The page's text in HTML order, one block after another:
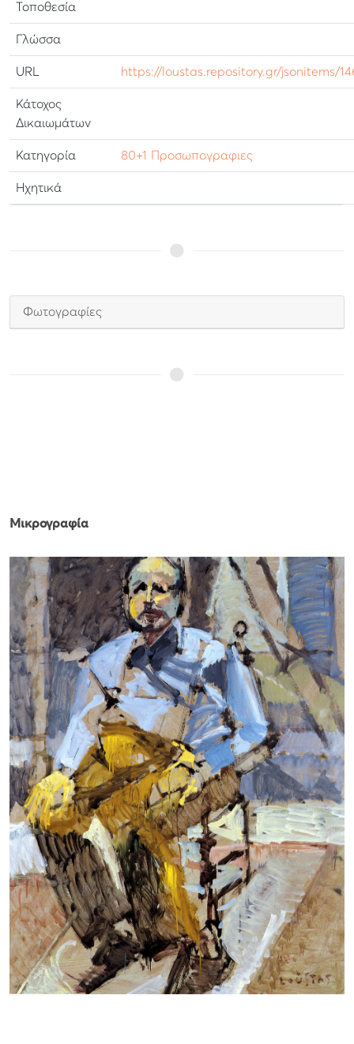
Τοποθεσία
Γλώσσα
URL https://loustas.repository.gr/jsonitems/
Κάτοχος
Δικαιωμάτων
Κατηγορία 80+1 Προσωπογραφιες
Ηχητικά
Φωτογραφίες
Μικρογραφία